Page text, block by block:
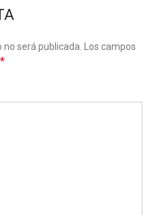
será publicada. Los campos
*